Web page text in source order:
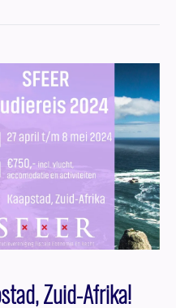
Zuid-Afrika!